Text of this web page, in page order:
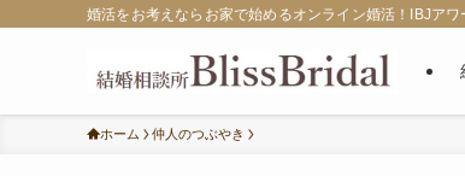
婚活をお考えならお家で始めるオンライン婚活！IBJア
ホーム 仲人のつぶやき